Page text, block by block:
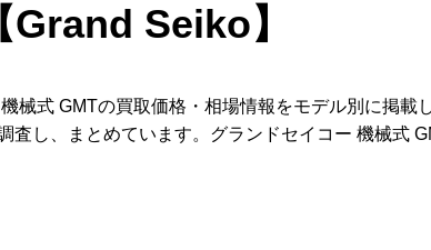
Grand Seiko】
械式 GMTの買取価格・相場情報をモデル別に掲載
査し、まとめています。グランドセイコー 機械式